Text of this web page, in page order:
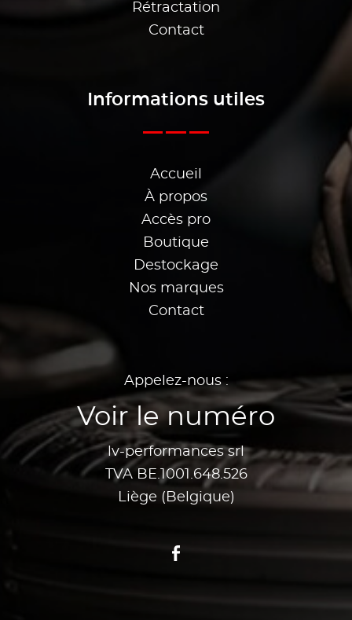
Rétractation
Contact
Informations utiles
Accueil
À propos
Accès pro
Boutique
Destockage
Nos marques
Contact
Appelez-nous :
Voir le numéro
lv-performances srl
TVA BE.1001.648.526
Liège (Belgique)